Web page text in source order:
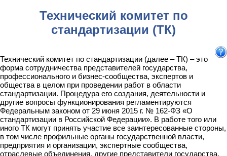
Технический комитет по
стандартизации (ТК)
Технический комитет по стандартизации (далее – ТК) – это
форма сотрудничества представителей государства,
профессионального и бизнес-сообщества, экспертов и
общества в целом при проведении работ в области
стандартизации. Процедура его создания, деятельности и
другие вопросы функционирования регламентируются
Федеральным законом от 29 июня 2015 г. № 162-ФЗ «О
стандартизации в Российской Федерации». В работе того или
иного ТК могут принять участие все заинтересованные стороны,
в том числе профильные органы государственной власти,
предприятия и организации, экспертные сообщества,
отраслевые объединения, другие представители государства,